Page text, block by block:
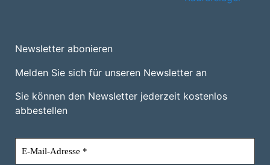
Newsletter abonieren
Melden Sie sich für unseren Newsletter an
Sie können den Newsletter jederzeit kostenlos
abbestellen